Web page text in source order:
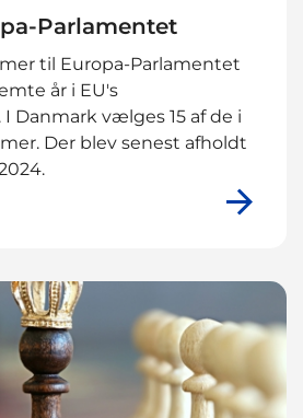
Parlamentet
til Europa-Parlamentet
år i EU's
Danmark vælges 15 af de i
Der blev senest afholdt